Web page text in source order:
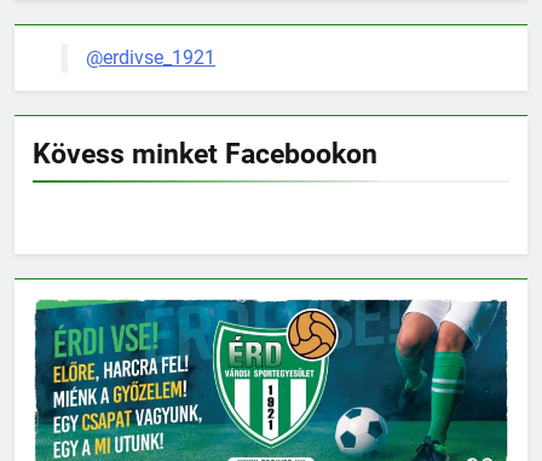
@erdivse_1921
Kövess minket Facebookon